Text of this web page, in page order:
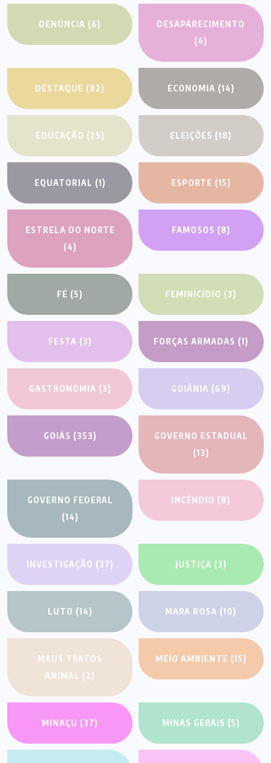
DENÚNCIA (6)
DESAPARECIMENTO
(4)
DESTAQUE (82) ECONOMIA (14)
EDUCAÇÃO (25) ELEIÇÕES (18)
EQUATORIAL (1) ESPORTE (15)
ESTRELA DO NORTE
(4)
FAMOSOS (8)
FÉ (5) FEMINICÍDIO (3)
FESTA (3) FORÇAS ARMADAS (1)
GASTRONOMIA (3) GOIÂNIA (69)
GOIÁS (353)
GOVERNO ESTADUAL
(13)
GOVERNO FEDERAL
(14)
INCÊNDIO (8)
INVESTIGAÇÃO (37) JUSTIÇA (3)
LUTO (14) MARA ROSA (10)
MAUS TRATOS
ANIMAL (2)
MEIO AMBIENTE (15)
MINAÇU (37) MINAS GERAIS (5)